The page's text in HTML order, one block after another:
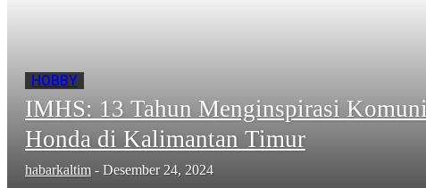
HOBBY
IMHS: 13 Tahun Menginspirasi
Honda di Kalimantan Timur
habarkaltim - Desember 24, 2024